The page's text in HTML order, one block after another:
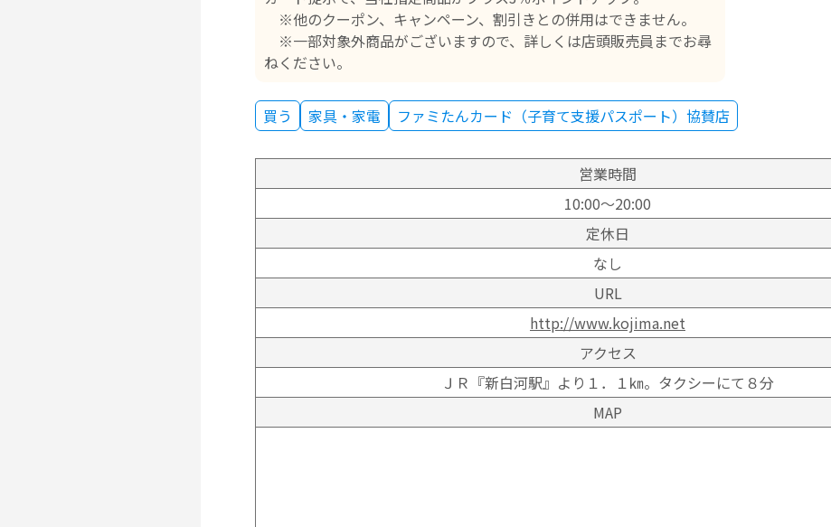
※他のクーポン、キャンペーン、割引きとの併用はできません。
※一部対象外商品がございますので、詳しくは店頭販売員までお尋
ねください。
買う 家具・家電 ファミたんカード（子育て支援パスポート）協賛店
営業時間
10:00～20:00
定休日
なし
URL
http://www.kojima.net
アクセス
ＪＲ『新白河駅』より１．１㎞。タクシーにて８分
MAP